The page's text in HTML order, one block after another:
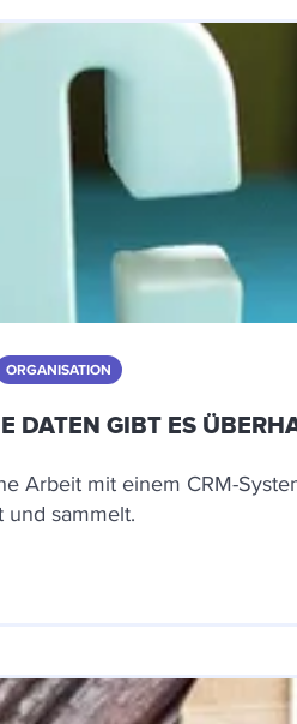
ORGANISATION
DATEN GIBT ES
Arbeit mit einem CRM-
und sammelt.